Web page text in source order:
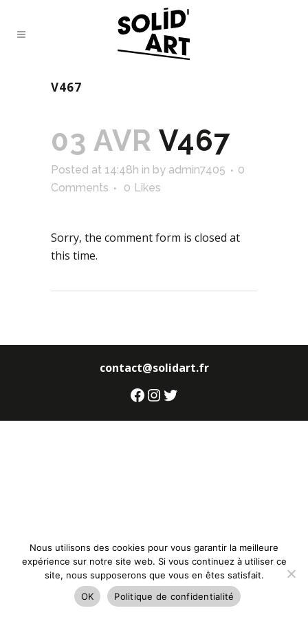
V467
03 AVR V467
Posted at 14:48h in by admin7405
0
Comments
0 Likes
Sorry, the comment form is closed at
this time.
contact@solidart.fr
Facebook
Instagram
Twitter
Nous utilisons des cookies pour vous garantir la meilleure
expérience sur notre site web. Si vous continuez à utiliser ce
site, nous supposerons que vous en êtes satisfait.
OK
Politique de confidentialité